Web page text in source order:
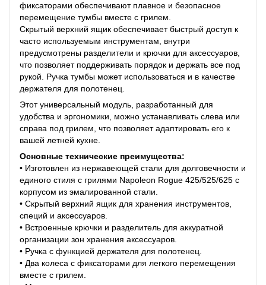
фиксаторами обеспечивают плавное и безопасное
перемещение тумбы вместе с грилем.
Скрытый верхний ящик обеспечивает быстрый доступ к
часто используемым инструментам, внутри
предусмотрены разделители и крючки для аксессуаров,
что позволяет поддерживать порядок и держать все под
рукой. Ручка тумбы может использоваться и в качестве
держателя для полотенец.
Этот универсальный модуль, разработанный для
удобства и эргономики, можно устанавливать слева или
справа под грилем, что позволяет адаптировать его к
вашей летней кухне.
Основные технические преимущества:
• Изготовлен из нержавеющей стали для долговечности и
единого стиля с грилями Napoleon Rogue 425/525/625 с
корпусом из эмалированной стали.
• Скрытый верхний ящик для хранения инструментов,
специй и аксессуаров.
• Встроенные крючки и разделитель для аккуратной
организации зон хранения аксессуаров.
• Ручка с функцией держателя для полотенец.
• Два колеса с фиксаторами для легкого перемещения
вместе с грилем.